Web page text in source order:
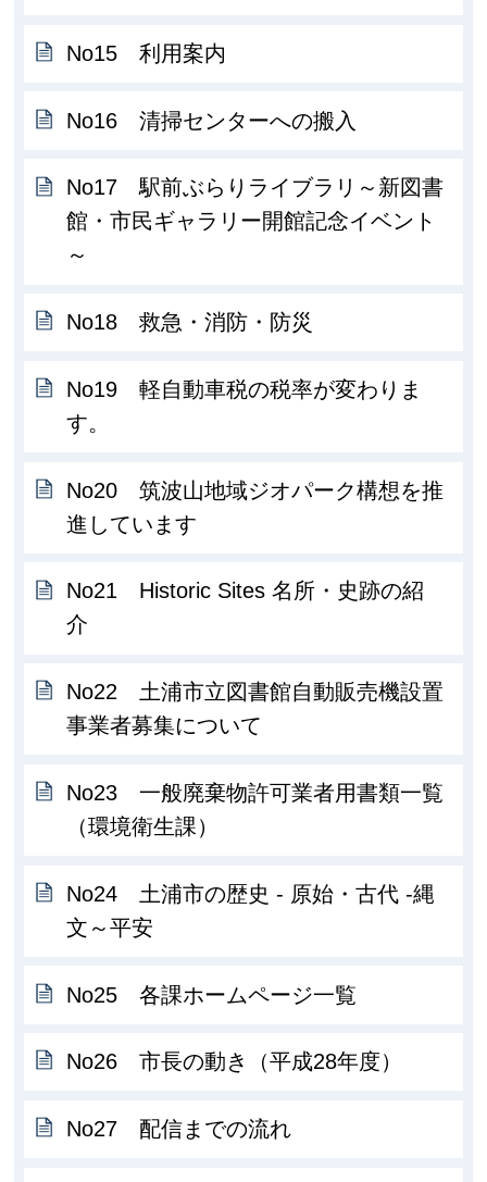
No15 利用案内
No16 清掃センターへの搬入
No17 駅前ぶらりライブラリ～新図書
館・市民ギャラリー開館記念イベント
～
No18 救急・消防・防災
No19 軽自動車税の税率が変わりま
す。
No20 筑波山地域ジオパーク構想を推
進しています
No21 Historic Sites 名所・史跡の紹
介
No22 土浦市立図書館自動販売機設置
事業者募集について
No23 一般廃棄物許可業者用書類一覧
（環境衛生課）
No24 土浦市の歴史 - 原始・古代 -縄
文～平安
No25 各課ホームページ一覧
No26 市長の動き（平成28年度）
No27 配信までの流れ